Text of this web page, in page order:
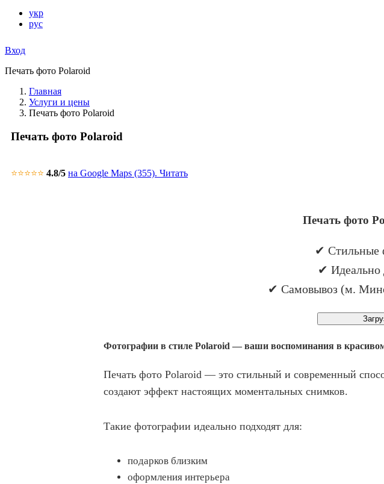
укр
рус
Вход
Печать фото Polaroid
Главная
Услуги и цены
Печать фото Polaroid
Печать фото Polaroid
⭐⭐⭐⭐⭐ 4.8/5 на Google Maps (355). Читать
Печать фото
✔ Стильные
✔ Идеально
✔ Самовывоз (м.
Фотографии в стиле Polaroid — ваши воспоминания в
Печать фото Polaroid — это стильный и современный
создают эффект настоящих моментальных снимков.
Такие фотографии идеально подходят для:
подарков близким
оформления интерьера